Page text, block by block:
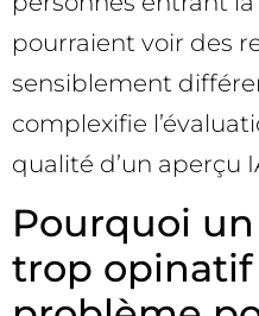
pourraient voir des
sensiblement
complexifie
qualité d’un aperçu
Pourquoi
trop opinatif